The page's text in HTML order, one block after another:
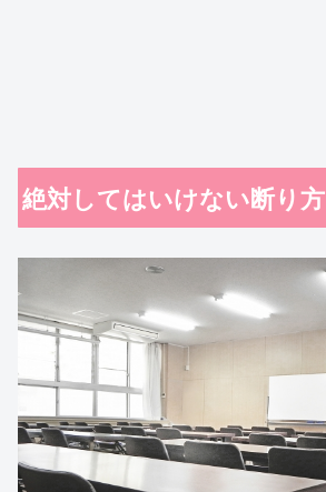
絶対してはいけない断り方